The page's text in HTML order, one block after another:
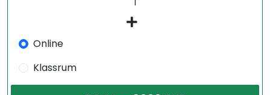
Online
Klassrum